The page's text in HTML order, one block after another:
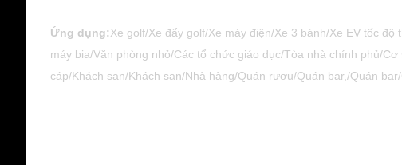
Ứng dụng:Xe golf/Xe đẩy golf/Xe máy điện/Xe 3 bánh/Xe EV tốc
máy bia/Văn phòng nhỏ/Các tổ chức giáo dục/Tòa nhà chính phủ/
cáp/Khách sạn/Khách sạn/Nhà hàng/Quán rượu/Quán bar,/Quán